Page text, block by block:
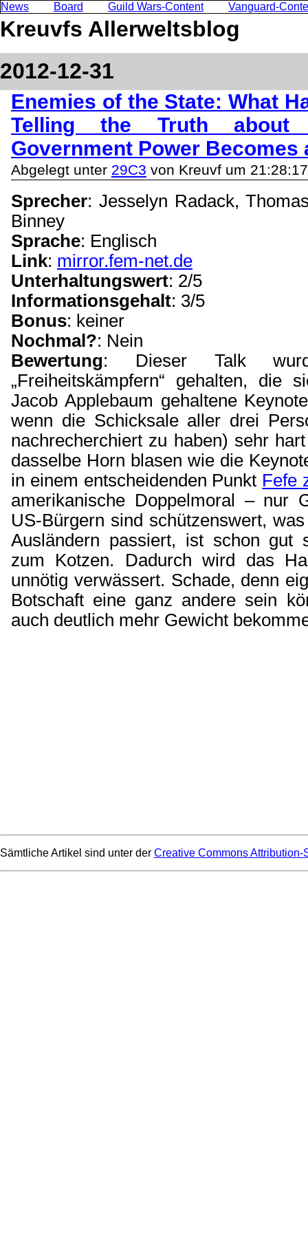
News Board Guild Wars-Content Vanguard-
Kreuvfs Allerweltsblog
2012-12-31
Enemies of the State: What
Telling the Truth about
Government Power Becomes
Abgelegt unter 29C3 von Kreuvf um 21:28:17
Sprecher: Jesselyn Radack,
Binney
Sprache: Englisch
Link: mirror.fem-net.de
Unterhaltungswert: 2/5
Informationsgehalt: 3/5
Bonus: keiner
Nochmal?: Nein
Bewertung: Dieser Talk
„Freiheitskämpfern“ gehalten, die
Jacob Applebaum gehaltene
wenn die Schicksale aller drei
nachrecherchiert zu haben) sehr
dasselbe Horn blasen wie die
in einem entscheidenden Punkt Fefe
amerikanische Doppelmoral – nur
US-Bürgern sind schützenswert,
Ausländern passiert, ist schon gut
zum Kotzen. Dadurch wird das
unnötig verwässert. Schade, denn
Botschaft eine ganz andere sein
auch deutlich mehr Gewicht
Sämtliche Artikel sind unter der Creative Commons